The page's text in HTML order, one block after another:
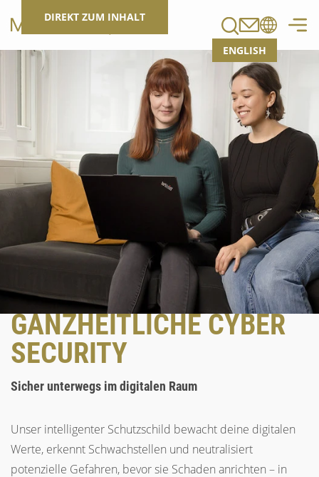
DIREKT ZUM INHALT
ENGLISH
GANZHEITLICHE CYBER
SECURITY
Sicher unterwegs im digitalen Raum
Unser intelligenter Schutzschild bewacht deine digitalen
Werte, erkennt Schwachstellen und neutralisiert
potenzielle Gefahren, bevor sie Schaden anrichten – in